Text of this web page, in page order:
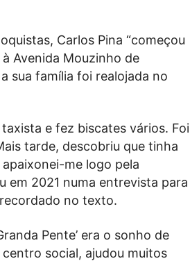
Carlos Pina “começou
Avenida Mouzinho de
sua família foi realojada no
e fez biscates vários. Foi
tarde, descobriu que tinha
me logo pela
em 2021 numa entrevista para
no texto.
Pente’ era o sonho de
social, ajudou muitos